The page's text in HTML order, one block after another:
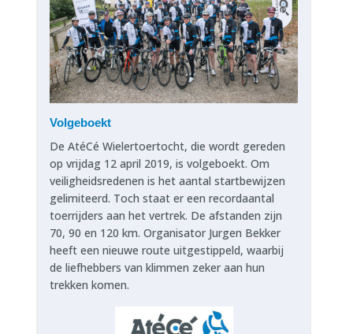
Volgeboekt
De AtéCé Wielertoertocht, die wordt gereden
op vrijdag 12 april 2019, is volgeboekt. Om
veiligheidsredenen is het aantal startbewijzen
gelimiteerd. Toch staat er een recordaantal
toerrijders aan het vertrek. De afstanden zijn
70, 90 en 120 km. Organisator Jurgen Bekker
heeft een nieuwe route uitgestippeld, waarbij
de liefhebbers van klimmen zeker aan hun
trekken komen.